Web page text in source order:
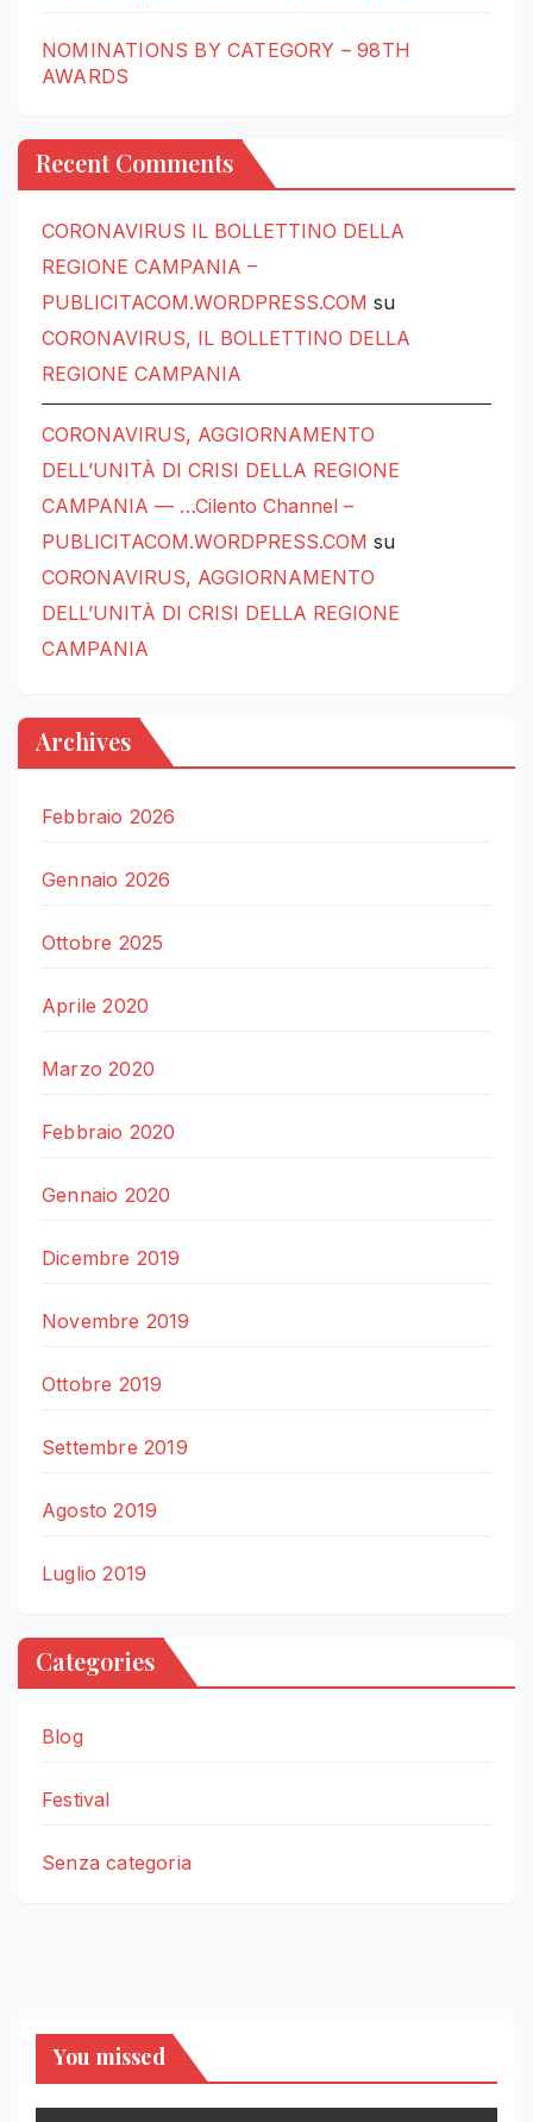
NOMINATIONS BY CATEGORY – 98TH
AWARDS
Recent Comments
CORONAVIRUS IL BOLLETTINO DELLA
REGIONE CAMPANIA –
PUBLICITACOM.WORDPRESS.COM su
CORONAVIRUS, IL BOLLETTINO DELLA
REGIONE CAMPANIA
CORONAVIRUS, AGGIORNAMENTO
DELL’UNITÀ DI CRISI DELLA REGIONE
CAMPANIA — …Cilento Channel –
PUBLICITACOM.WORDPRESS.COM su
CORONAVIRUS, AGGIORNAMENTO
DELL’UNITÀ DI CRISI DELLA REGIONE
CAMPANIA
Archives
Febbraio 2026
Gennaio 2026
Ottobre 2025
Aprile 2020
Marzo 2020
Febbraio 2020
Gennaio 2020
Dicembre 2019
Novembre 2019
Ottobre 2019
Settembre 2019
Agosto 2019
Luglio 2019
Categories
Blog
Festival
Senza categoria
You missed